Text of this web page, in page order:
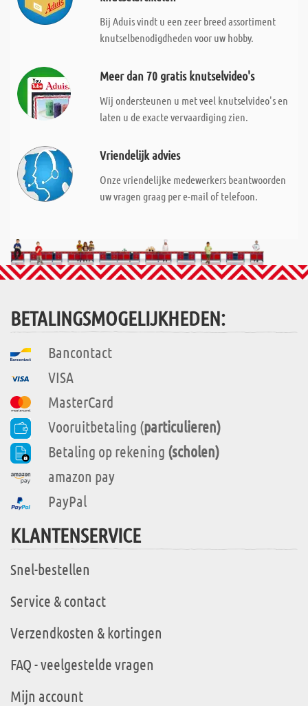
Bij Aduis vindt u een zeer breed assortiment
knutselbenodigdheden voor uw hobby.
Meer dan 70 gratis knutselvideo's
Wij ondersteunen u met veel knutselvideo's en
laten u de exacte vervaardiging zien.
Vriendelijk advies
Onze vriendelijke medewerkers beantwoorden
uw vragen graag per e-mail of telefoon.
BETALINGSMOGELIJKHEDEN:
Bancontact
VISA
MasterCard
Vooruitbetaling (particulieren)
Betaling op rekening (scholen)
amazon pay
PayPal
KLANTENSERVICE
Snel-bestellen
Service & contact
Verzendkosten & kortingen
FAQ - veelgestelde vragen
Mijn account